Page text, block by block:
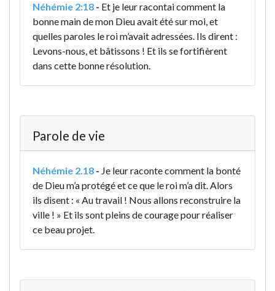
Néhémie 2:18 - Et je leur racontai comment la
bonne main de mon Dieu avait été sur moi, et
quelles paroles le roi m’avait adressées. Ils dirent :
Levons-nous, et bâtissons ! Et ils se fortifièrent
dans cette bonne résolution.
Parole de vie
Néhémie 2.18 - Je leur raconte comment la bonté
de Dieu m’a protégé et ce que le roi m’a dit. Alors
ils disent : « Au travail ! Nous allons reconstruire la
ville ! » Et ils sont pleins de courage pour réaliser
ce beau projet.